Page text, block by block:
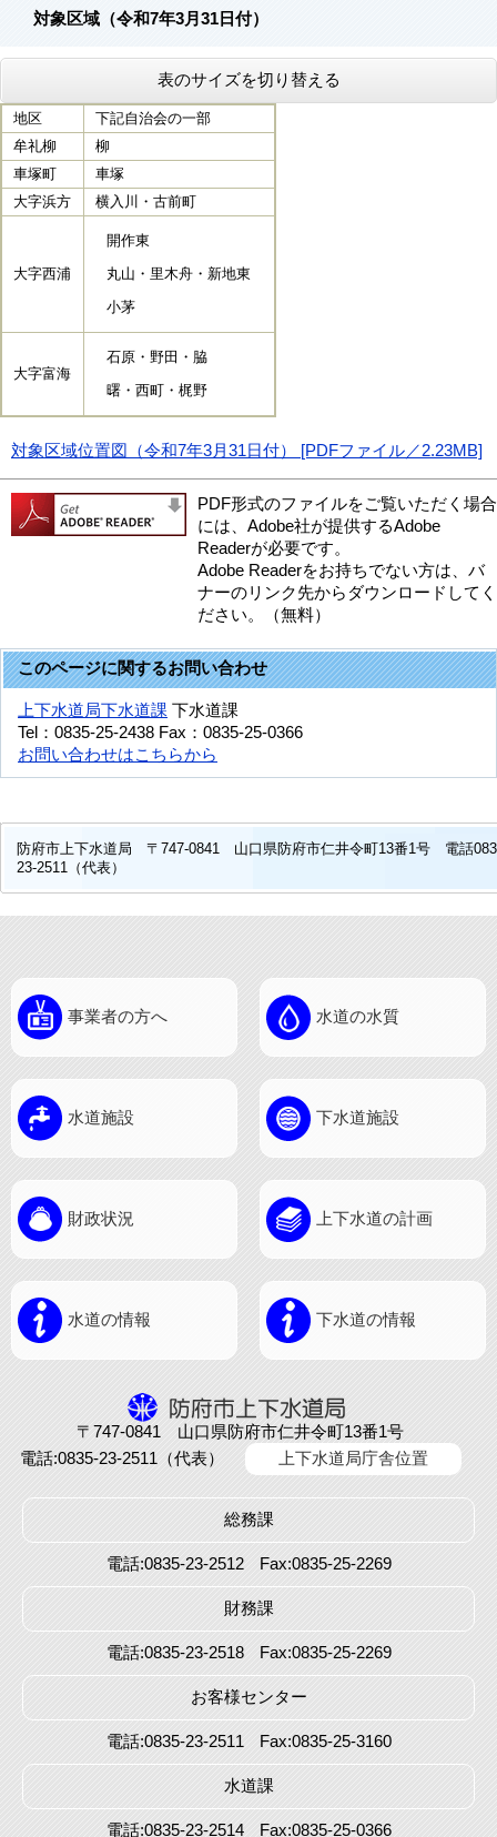
対象区域（令和7年3月31日付）
表のサイズを切り替える
地区
下記自治会の一部
牟礼柳
柳
車塚町
車塚
大字浜方
横入川・古前町
大字西浦
開作東
丸山・里木舟・新地東
小茅
大字富海
石原・野田・脇
曙・西町・梶野
対象区域位置図（令和7年3月31日付） [PDFファイル／2.23MB]
PDF形式のファイルをご覧いただく場合
には、Adobe社が提供するAdobe
Readerが必要です。
Adobe Readerをお持ちでない方は、バ
ナーのリンク先からダウンロードしてく
ださい。（無料）
このページに関するお問い合わせ
上下水道局下水道課 下水道課
Tel：0835-25-2438 Fax：0835-25-0366
お問い合わせはこちらから
防府市上下水道局 〒747-0841 山口県防府市仁井令町13番1号 電話
23-2511（代表）
事業者の方へ 水道の水質
水道施設 下水道施設
財政状況 上下水道の計画
水道の情報 下水道の情報
〒747-0841 山口県防府市仁井令町13番1号
電話:0835-23-2511（代表）
上下水道局庁舎位置
総務課
電話:0835-23-2512 Fax:0835-25-2269
財務課
電話:0835-23-2518 Fax:0835-25-2269
お客様センター
電話:0835-23-2511 Fax:0835-25-3160
水道課
電話:0835-23-2514 Fax:0835-25-0366